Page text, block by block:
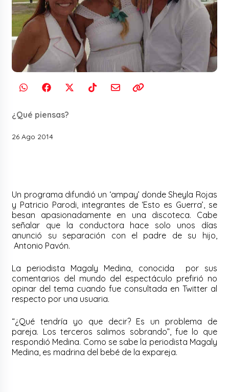
¿Qué piensas?
26 Ago 2014
Un programa difundió un ‘ampay’ donde Sheyla Rojas
y Patricio Parodi, integrantes de ‘Esto es Guerra’, se
besan apasionadamente en una discoteca. Cabe
señalar que la conductora hace solo unos días
anunció su separación con el padre de su hijo,
Antonio Pavón.
La periodista Magaly Medina, conocida por sus
comentarios del mundo del espectáculo prefirió no
opinar del tema cuando fue consultada en Twitter al
respecto por una usuaria.
“¿Qué tendría yo que decir? Es un problema de
pareja. Los terceros salimos sobrando”, fue lo que
respondió Medina. Como se sabe la periodista Magaly
Medina, es madrina del bebé de la expareja.